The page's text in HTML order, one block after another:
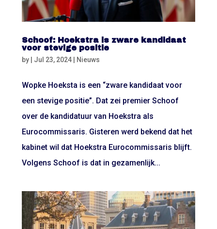
Schoof: Hoekstra is zware kandidaat
voor stevige positie
by | Jul 23, 2024| Nieuws
Wopke Hoeksta is een “zware kandidaat voor
een stevige positie”. Dat zei premier Schoof
over de kandidatuur van Hoekstra als
Eurocommissaris. Gisteren werd bekend dat het
kabinet wil dat Hoekstra Eurocommissaris blijft.
Volgens Schoof is dat in gezamenlijk...